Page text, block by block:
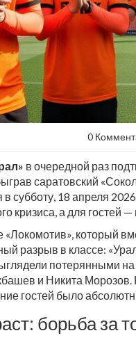
0
в очередной раз
саратовский
в субботу, 18 апреля
кризиса, а для гостей
который
разрыв в классе:
потерянными
и Никита Морозов.
гостей было
борьба за